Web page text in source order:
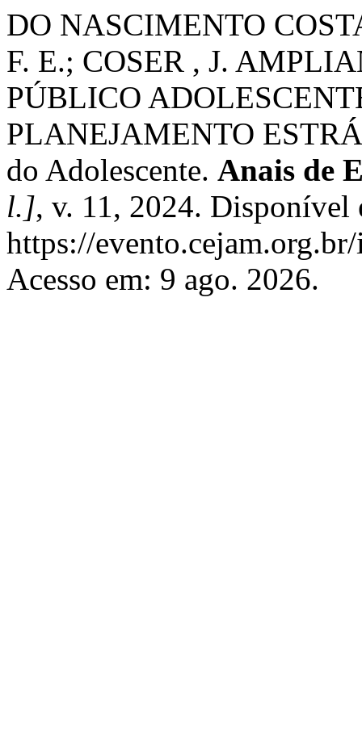
DO NASCIMENTO
F. E.; COSER , J.
PÚBLICO
PLANEJAMENTO
do Adolescente. Anais de
l.], v. 11, 2024. Disponível
https://
Acesso em: 9 ago. 2026.